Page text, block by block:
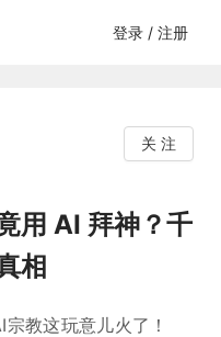
登录 / 注册
关 注
用 AI 拜神？千
相
教这玩意儿火了！